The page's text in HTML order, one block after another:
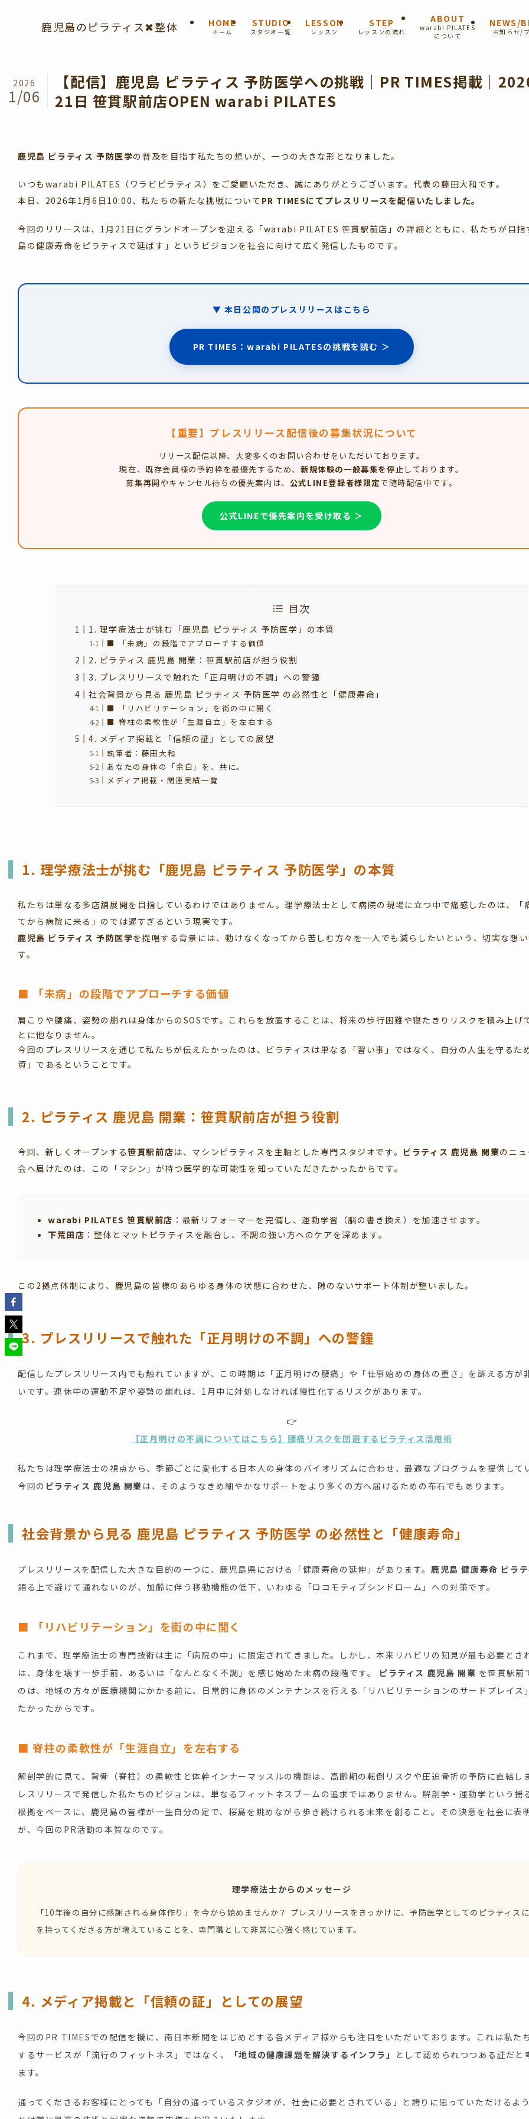
鹿児島のピラティス✖︎整体 HOME
ホーム
STUDIO
スタジオ一覧
LESSON
レッスン
STEP
レッスンの流れ
ABOUT
warabi PILATES
について
NEWS/
お知らせ/
【配信】鹿児島 ピラティス 予防医学への挑戦｜PR TIMES掲載｜
21日 笹貫駅前店OPEN warabi PILATES
2026
1/06
鹿児島 ピラティス 予防医学の普及を目指す私たちの想いが、一つの大きな形となりました。
いつもwarabi PILATES（ワラビピラティス）をご愛顧いただき、誠にありがとうございます。代表の藤田大和です。
本日、2026年1月6日10:00、私たちの新たな挑戦について PR TIMESにてプレスリリースを配信いたしました。
今回のリリースは、1月21日にグランドオープンを迎える「warabi PILATES 笹貫駅前店」の詳細とともに、私たちが目指
島の健康寿命をピラティスで延ばす」というビジョンを社会に向けて広く発信したものです。
▼ 本日公開のプレスリリースはこちら
PR TIMES：warabi PILATESの挑戦を読む ＞
【重要】プレスリリース配信後の募集状況について
リリース配信以降、大変多くのお問い合わせをいただいております。
現在、既存会員様の予約枠を最優先するため、新規体験の一般募集を停止 しております。
募集再開やキャンセル待ちの優先案内は、 公式LINE登録者様限定で随時配信中です。
公式LINEで優先案内を受け取る ＞
目次
1. 理学療法士が挑む「鹿児島 ピラティス 予防医学」の本質
■ 「未病」の段階でアプローチする価値
2. ピラティス 鹿児島 開業：笹貫駅前店が担う役割
3. プレスリリースで触れた「正月明けの不調」への警鐘
社会背景から見る 鹿児島 ピラティス 予防医学 の必然性と「健康寿命」
■ 「リハビリテーション」を街の中に開く
■ 脊柱の柔軟性が「生涯自立」を左右する
4. メディア掲載と「信頼の証」としての展望
執筆者：藤田大和
あなたの身体の「余白」を、共に。
メディア掲載・関連実績一覧
1. 理学療法士が挑む「鹿児島 ピラティス 予防医学 」の本質
私たちは単なる多店舗展開を目指しているわけではありません。理学療法士として病院の現場に立つ中で痛感したのは、「
てから病院に来る」のでは遅すぎるという現実です。
鹿児島 ピラティス 予防医学を提唱する背景には、動けなくなってから苦しむ方々を一人でも減らしたいという、切実な想
す。
■ 「未病」の段階でアプローチする価値
肩こりや腰痛、姿勢の崩れは身体からのSOSです。これらを放置することは、将来の歩行困難や寝たきりリスクを積み上げ
とに他なりません。
今回のプレスリリースを通じて私たちが伝えたかったのは、ピラティスは単なる「習い事」ではなく、自分の人生を守るた
資」であるということです。
2. ピラティス 鹿児島 開業 ：笹貫駅前店が担う役割
今回、新しくオープンする笹貫駅前店は、マシンピラティスを主軸とした専門スタジオです。 ピラティス 鹿児島 開業のニ
会へ届けたのは、この「マシン」が持つ医学的な可能性を知っていただきたかったからです。
warabi PILATES 笹貫駅前店 ：最新リフォーマーを完備し、運動学習（脳の書き換え）を加速させます。
下荒田店 ：整体とマットピラティスを融合し、不調の強い方へのケアを深めます。
この2拠点体制により、鹿児島の皆様のあらゆる身体の状態に合わせた、隙のないサポート体制が整いました。
3. プレスリリースで触れた「正月明けの不調」への警鐘
配信したプレスリリース内でも触れていますが、この時期は「正月明けの腰痛」や「仕事始めの身体の重さ」を訴える方が
いです。連休中の運動不足や姿勢の崩れは、1月中に対処しなければ慢性化するリスクがあります。
👉
【正月明けの不調についてはこちら】腰痛リスクを回避するピラティス活用術
私たちは理学療法士の視点から、季節ごとに変化する日本人の身体のバイオリズムに合わせ、最適なプログラムを提供して
今回の ピラティス 鹿児島 開業 は、そのようなきめ細やかなサポートをより多くの方へ届けるための布石でもあります。
社会背景から見る鹿児島 ピラティス 予防医学 の必然性と「健康寿命」
プレスリリースを配信した大きな目的の一つに、鹿児島県における「健康寿命の延伸」があります。 鹿児島 健康寿命 ピラ
語る上で避けて通れないのが、加齢に伴う移動機能の低下、いわゆる「ロコモティブシンドローム」への対策です。
■ 「リハビリテーション」を街の中に開く
これまで、理学療法士の専門技術は主に「病院の中」に限定されてきました。しかし、本来リハビリの知見が最も必要とさ
は、身体を壊す一歩手前、あるいは「なんとなく不調」を感じ始めた未病の段階です。 ピラティス 鹿児島 開業 を笹貫駅前
のは、地域の方々が医療機関にかかる前に、日常的に身体のメンテナンスを行える「リハビリテーションのサードプレイス
たかったからです。
■ 脊柱の柔軟性が「生涯自立」を左右する
解剖学的に見て、背骨（脊柱）の柔軟性と体幹インナーマッスルの機能は、高齢期の転倒リスクや圧迫骨折の予防に直結し
レスリリースで発信した私たちのビジョンは、単なるフィットネスブームの追求ではありません。解剖学・運動学という揺
根拠をベースに、鹿児島の皆様が一生自分の足で、桜島を眺めながら歩き続けられる未来を創ること。その決意を社会に表
が、今回のPR活動の本質なのです。
理学療法士からのメッセージ
「10年後の自分に感謝される身体作り」を今から始めませんか？ プレスリリースをきっかけに、予防医学としてのピラティス
を持ってくださる方が増えていることを、専門職として非常に心強く感じています。
4. メディア掲載と「信頼の証」としての展望
今回のPR TIMESでの配信を機に、南日本新聞をはじめとする各メディア様からも注目をいただいております。これは私た
するサービスが「流行のフィットネス」ではなく、
「地域の健康課題を解決するインフラ」
として認められつつある証だと
ます。
通ってくださるお客様にとっても「自分の通っているスタジオが、社会に必要とされている」と誇りに思っていただけるよ